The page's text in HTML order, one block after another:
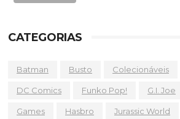
CATEGORIAS
Batman Busto Colecionáveis
DC Comics Funko Pop! G.I. Joe
Games Hasbro Jurassic World